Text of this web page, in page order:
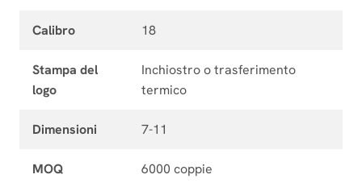
Calibro 18
Stampa del
logo
Inchiostro o trasferimento
termico
Dimensioni 7-11
MOQ 6000 coppie